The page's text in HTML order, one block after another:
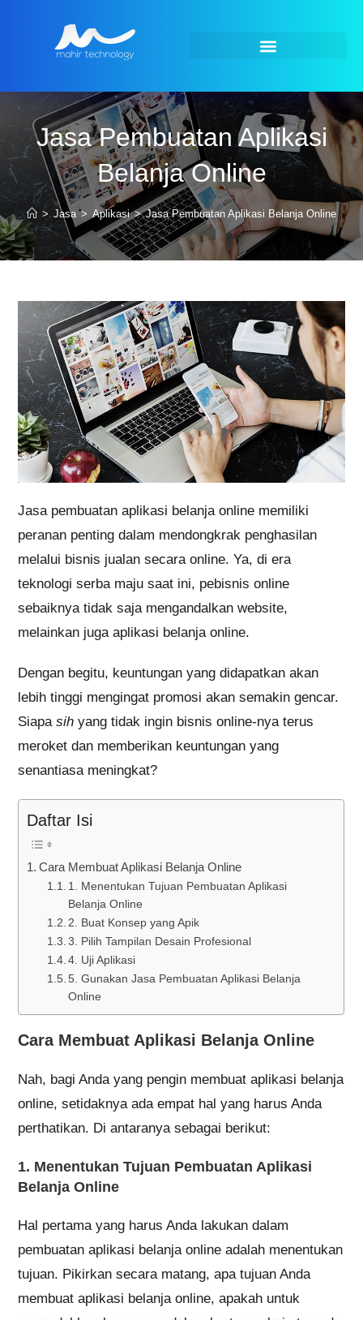
Jasa Pembuatan Aplikasi
Belanja Online
> Jasa > Aplikasi > Jasa Pembuatan Aplikasi Belanja Online
Jasa pembuatan aplikasi belanja online memiliki
peranan penting dalam mendongkrak penghasilan
melalui bisnis jualan secara online. Ya, di era
teknologi serba maju saat ini, pebisnis online
sebaiknya tidak saja mengandalkan website,
melainkan juga aplikasi belanja online.
Dengan begitu, keuntungan yang didapatkan akan
lebih tinggi mengingat promosi akan semakin gencar.
Siapasih yang tidak ingin bisnis online-nya terus
meroket dan memberikan keuntungan yang
senantiasa meningkat?
Daftar Isi
Cara Membuat Aplikasi Belanja Online
1. Menentukan Tujuan Pembuatan Aplikasi
Belanja Online
2. Buat Konsep yang Apik
3. Pilih Tampilan Desain Profesional
4. Uji Aplikasi
5. Gunakan Jasa Pembuatan Aplikasi Belanja
Online
Cara Membuat Aplikasi Belanja Online
Nah, bagi Anda yang pengin membuat aplikasi belanja
online, setidaknya ada empat hal yang harus Anda
perthatikan. Di antaranya sebagai berikut:
1. Menentukan Tujuan Pembuatan Aplikasi
Belanja Online
Hal pertama yang harus Anda lakukan dalam
pembuatan aplikasi belanja online adalah menentukan
tujuan. Pikirkan secara matang, apa tujuan Anda
membuat aplikasi belanja online, apakah untuk